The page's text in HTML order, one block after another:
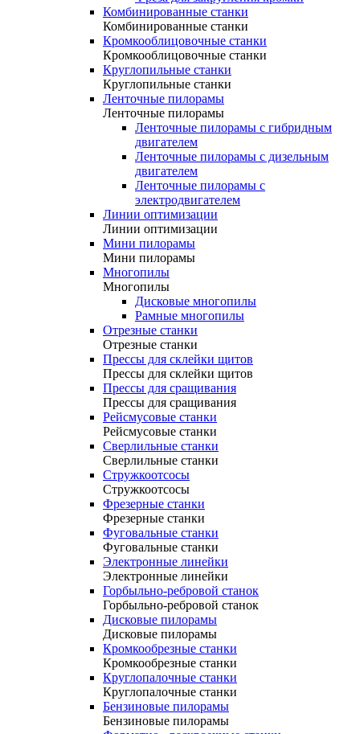
Комбинированные станки
Комбинированные станки
Кромкооблицовочные станки
Кромкооблицовочные станки
Круглопильные станки
Круглопильные станки
Ленточные пилорамы
Ленточные пилорамы
Ленточные пилорамы с гибридным
двигателем
Ленточные пилорамы с дизельным
двигателем
Ленточные пилорамы с
электродвигателем
Линии оптимизации
Линии оптимизации
Мини пилорамы
Мини пилорамы
Многопилы
Многопилы
Дисковые многопилы
Рамные многопилы
Отрезные станки
Отрезные станки
Прессы для склейки щитов
Прессы для склейки щитов
Прессы для сращивания
Прессы для сращивания
Рейсмусовые станки
Рейсмусовые станки
Сверлильные станки
Сверлильные станки
Стружкоотсосы
Стружкоотсосы
Фрезерные станки
Фрезерные станки
Фуговальные станки
Фуговальные станки
Электронные линейки
Электронные линейки
Горбыльно-ребровой станок
Горбыльно-ребровой станок
Дисковые пилорамы
Дисковые пилорамы
Кромкообрезные станки
Кромкообрезные станки
Круглопалочные станки
Круглопалочные станки
Бензиновые пилорамы
Бензиновые пилорамы